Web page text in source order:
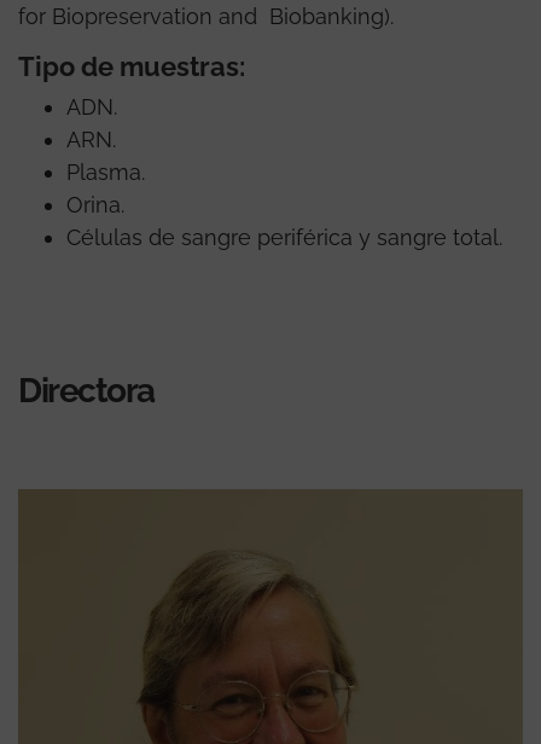
for Biopreservation and Biobanking).
Tipo de muestras:
ADN.
ARN.
Plasma.
Orina.
Células de sangre periférica y sangre total.
Directora